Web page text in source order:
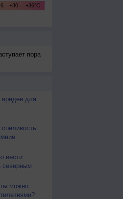
пора
вреден для
сонливость
вести
северным
можно